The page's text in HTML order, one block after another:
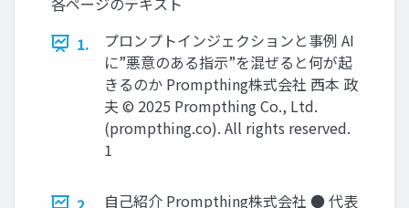
1.
プロンプトインジェクションと事例 AI
に”悪意のある指示”を混ぜると何が起
きるのか Prompthing株式会社 西本 政
夫 © 2025 Prompthing Co., Ltd.
(prompthing.co). All rights reserved.
1
自己紹介 Prompthing株式会社 ● 代表